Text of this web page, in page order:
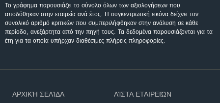
Το γράφημα παρουσιάζει το σύνολο όλων των αξιολογήσεων που
αποδόθηκαν στην εταιρεία ανά έτος. Η συγκεντρωτική εικόνα δείχνει τον
συνολικό αριθμό κριτικών που συμπεριλήφθηκαν στην ανάλυση σε κάθε
περίοδο, ανεξάρτητα από την πηγή τους. Τα δεδομένα παρουσιάζονται για τα
έτη για τα οποία υπήρχαν διαθέσιμες πλήρεις πληροφορίες.
ΑΡΧΙΚΉ ΣΕΛΊΔΑ
ΛΊΣΤΑ ΕΤΑΙΡΕΙΏΝ